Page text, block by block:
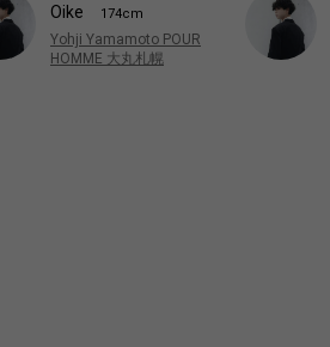
Oike 174cm
Yohji Yamamoto POUR
HOMME 大丸札幌